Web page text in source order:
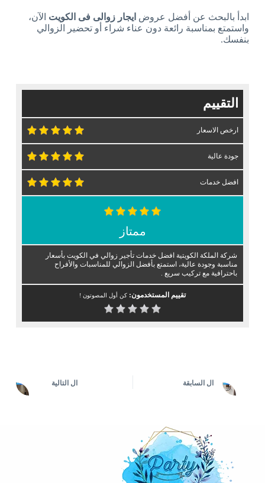
ابدأ بالبحث عن أفضل عروض ايجار زوالى فى الكويت الآن،
واستمتع بمناسبة رائعة دون عناء شراء أو تحضير الزوالي
بنفسك.
التقييم
ارخص الاسعار
جودة عالية
افضل خدمات
ممتاز
شركة الملكة الكويتية افضل خدمات تأجير زوالي في الكويت بأسعار
مناسبة وجودة عالية، استمتع بأفضل الزوالي للمناسبات والأفراح
باحترافية مع تركيب سريع .
تقييم المستخدمون: كن أول المصوتون !
ال السابقة ال التالية